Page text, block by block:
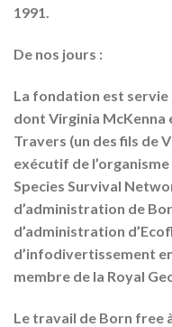
1991.
De nos jours :
La fondation est servie
dont Virginia
Travers (un des fils de
exécutif de
Species Survival
d’administration de
d’administration
d’infodivertissement
membre de la Royal
Le travail de Born free